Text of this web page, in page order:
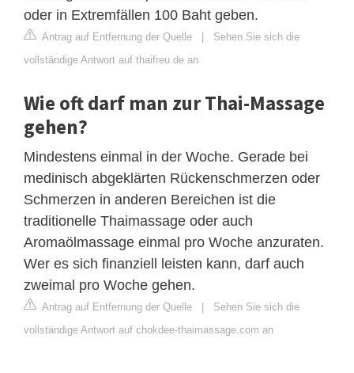
oder in Extremfällen 100 Baht geben.
Antrag auf Entfernung der Quelle | Sehen Sie sich die
vollständige Antwort auf thaifreu.de an
Wie oft darf man zur Thai-Massage
gehen?
Mindestens einmal in der Woche. Gerade bei
medinisch abgeklärten Rückenschmerzen oder
Schmerzen in anderen Bereichen ist die
traditionelle Thaimassage oder auch
Aromaölmassage einmal pro Woche anzuraten.
Wer es sich finanziell leisten kann, darf auch
zweimal pro Woche gehen.
Antrag auf Entfernung der Quelle | Sehen Sie sich die
vollständige Antwort auf chokdee-thaimassage.com an